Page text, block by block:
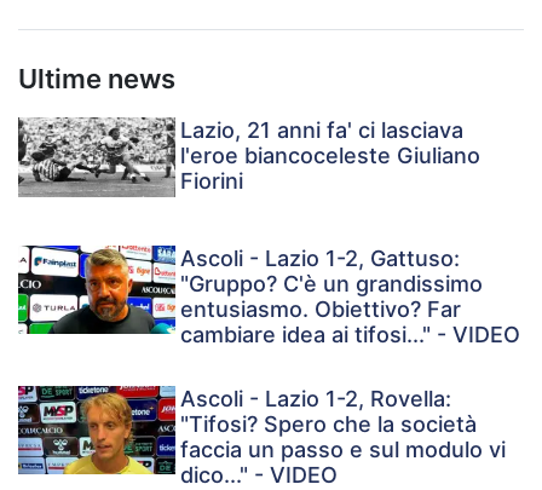
Ultime news
Lazio, 21 anni fa' ci lasciava
l'eroe biancoceleste Giuliano
Fiorini
Ascoli - Lazio 1-2, Gattuso:
"Gruppo? C'è un grandissimo
entusiasmo. Obiettivo? Far
cambiare idea ai tifosi..." - VIDEO
Ascoli - Lazio 1-2, Rovella:
"Tifosi? Spero che la società
faccia un passo e sul modulo vi
dico..." - VIDEO